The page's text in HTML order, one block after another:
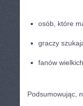
osób, które
graczy
fanów
Podsumowując,